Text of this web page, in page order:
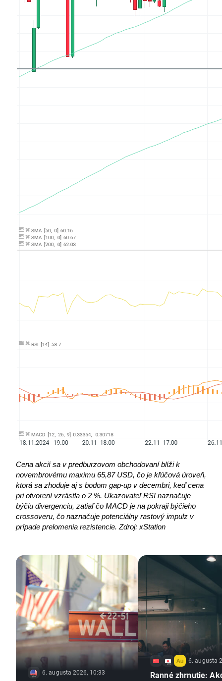
Cena akcií sa v predburzovom obchodovaní blíži k
novembrovému maximu 65,87 USD, čo je kľúčová úroveň,
ktorá sa zhoduje aj s bodom gap-up v decembri, keď cena
pri otvorení vzrástla o 2 %. Ukazovateľ RSI naznačuje
býčiu divergenciu, zatiaľ čo MACD je na pokraji býčieho
crossoveru, čo naznačuje potenciálny rastový impulz v
prípade prelomenia rezistencie. Zdroj: xStation
6. augusta 2026, 10:33
6. augusta
Ranné zhrnutie: